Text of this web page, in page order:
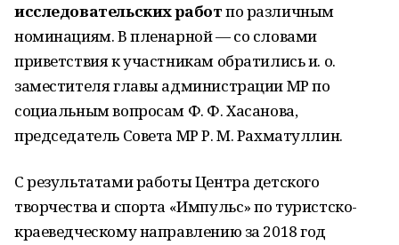
исследовательских работпо различным
номинациям. В пленарной — со словами
приветствия к участникам обратились и. о.
заместителя главы администрации МР по
социальным вопросам Ф. Ф. Хасанова,
председатель Совета МР Р. М. Рахматуллин.
С результатами работы Центра детского
творчества и спорта «Импульс» по туристско-
краеведческому направлению за 2018 год